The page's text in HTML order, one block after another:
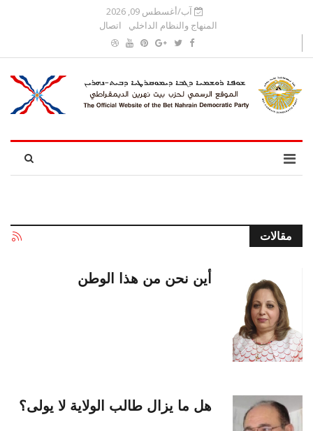
آب/أغسطس 09, 2026
المنهاج والنظام الداخلي
اتصال
مقالات
أين نحن من هذا الوطن
هل ما يزال طالب الولاية لا يولى؟